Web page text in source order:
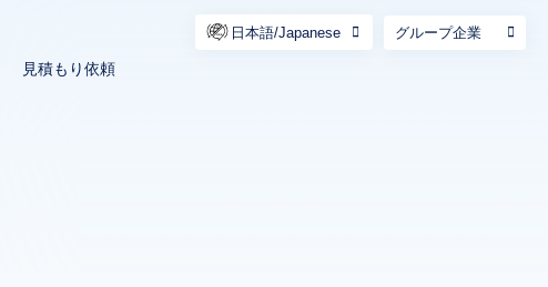
見積もり依頼
日本語/Japanese グループ企業